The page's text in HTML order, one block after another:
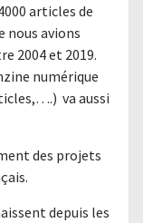
articles de
nous avions
2004 et 2019.
numérique
va aussi
des projets
depuis les